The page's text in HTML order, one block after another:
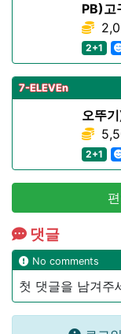
PB)고
2+1
7-ELEVEn
오뚜
2+1
댓글
No comments
첫 댓글을 남겨주